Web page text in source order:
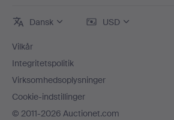
Dansk USD
Vilkår
Integritetspolitik
Virksomhedsoplysninger
Cookie-indstillinger
© 2011-2026 Auctionet.com